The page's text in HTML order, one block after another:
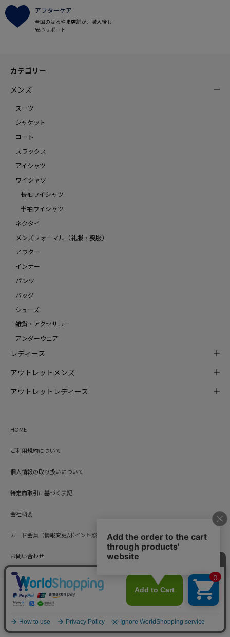
アフターケア
全国のはるやま店舗が、購入後も
安心サポート
カテゴリー
メンズ
スーツ
ジャケット
コート
スラックス
アイシャツ
ワイシャツ
長袖ワイシャツ
半袖ワイシャツ
ネクタイ
メンズフォーマル（礼服・喪服）
アウター
インナー
パンツ
バッグ
シューズ
雑貨・アクセサリー
アンダーウェア
レディース
アウトレットメンズ
アウトレットレディース
HOME
ご利用規約について
個人情報の取り扱いについて
特定商取引に基づく表記
会社概要
カード会員（情報変更/ポイント照会）
お問い合わせ
Copyright © HARUYAMA TRADING CO.,LTD. All Rights Reserved.